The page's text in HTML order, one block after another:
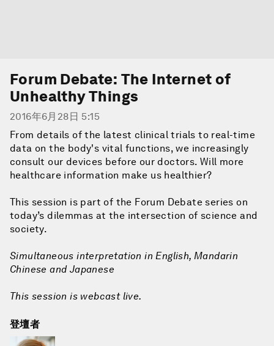
Forum Debate: The Internet of
Unhealthy Things
2016年6月28日 5:15
From details of the latest clinical trials to real-time
data on the body's vital functions, we increasingly
consult our devices before our doctors. Will more
healthcare information make us healthier?
This session is part of the Forum Debate series on
today’s dilemmas at the intersection of science and
society.
Simultaneous interpretation in English, Mandarin
Chinese and Japanese
This session is webcast live.
登壇者